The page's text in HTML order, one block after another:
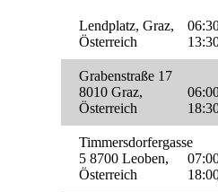
Lendplatz, Graz,
Österreich
Grabenstraße 17
8010 Graz,
Österreich
Timmersdorfergasse
5 8700 Leoben,
Österreich